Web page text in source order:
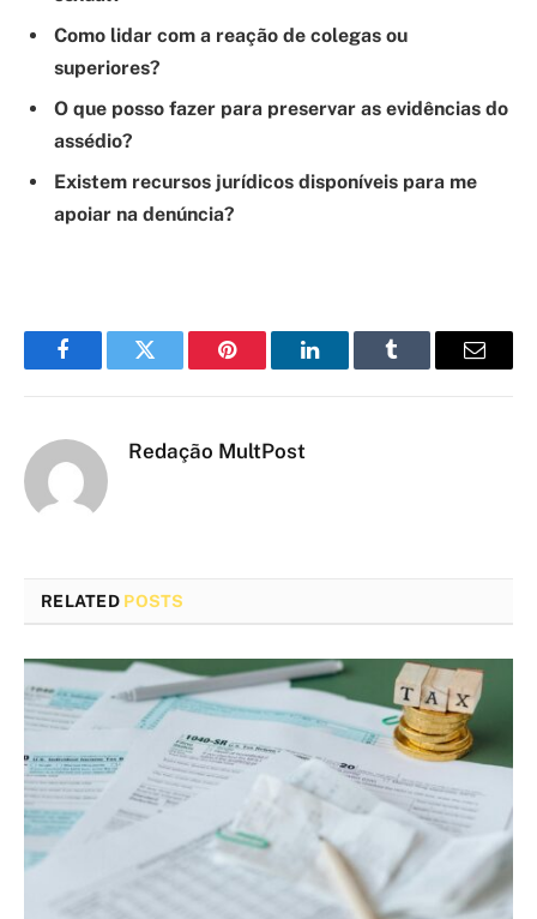
Como lidar com a reação de colegas ou
superiores?
O que posso fazer para preservar as evidências do
assédio?
Existem recursos jurídicos disponíveis para me
apoiar na denúncia?
FacebookTwitter Pinterest LinkedInTumblr Email
Redação MultPost
RELATED POSTS